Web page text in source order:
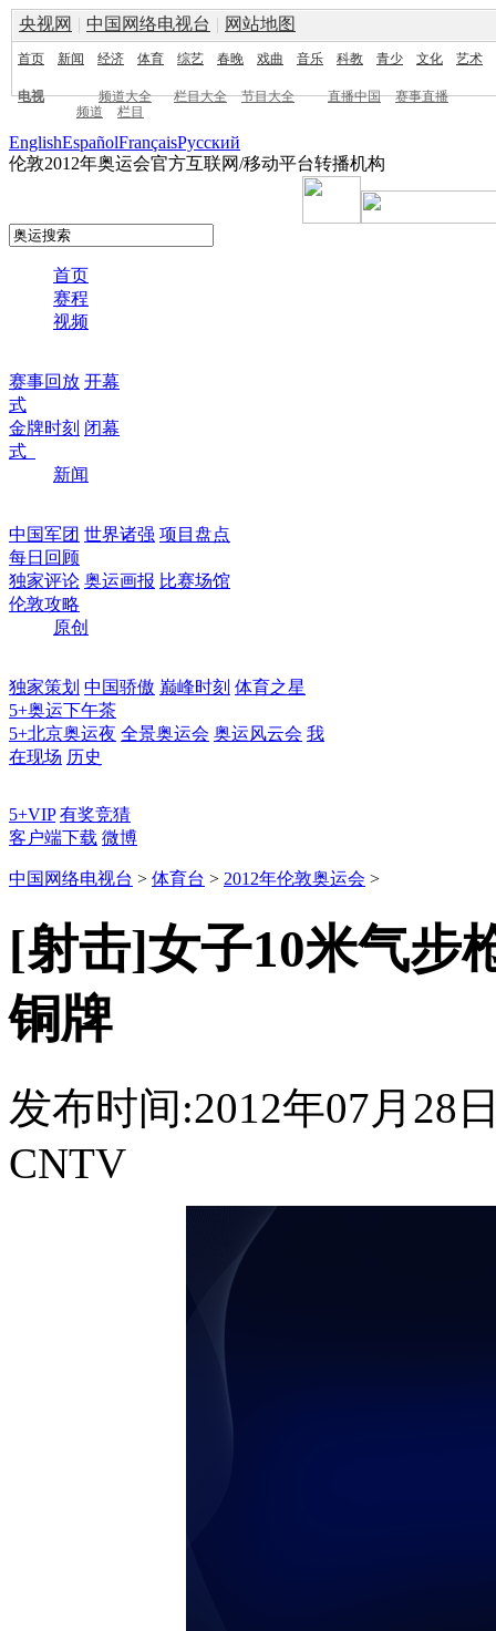
央视网 | 中国网络电视台 | 网站地图
首页 新闻 经济 体育 综艺 春晚 戏曲 音乐 科教 青少 文化 艺术
电视 频道大全 栏目大全 节目大全 直播中国
赛事直播
频道
栏目
EnglishEspañolFrançaisPусский
伦敦2012年奥运会官方互联网/移动平台转播机构
首页
赛程
视频
赛事回放 开幕
式
金牌时刻 闭幕
式
新闻
中国军团 世界诸强 项目盘点
每日回顾
独家评论 奥运画报 比赛场馆
伦敦攻略
原创
独家策划 中国骄傲 巅峰时刻 体育之星
5+奥运下午茶
5+北京奥运夜 全景奥运会 奥运风云会 我
在现场 历史
5+VIP 有奖竞猜
客户端下载 微博
中国网络电视台 > 体育台 > 2012年伦敦奥运会 >
[射击]女子10米气步
铜牌
发布时间:2012年07月28
CNTV